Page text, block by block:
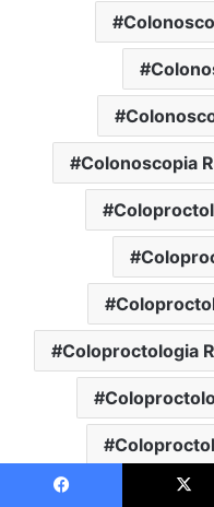
Colonoscopia
Coloproctologia